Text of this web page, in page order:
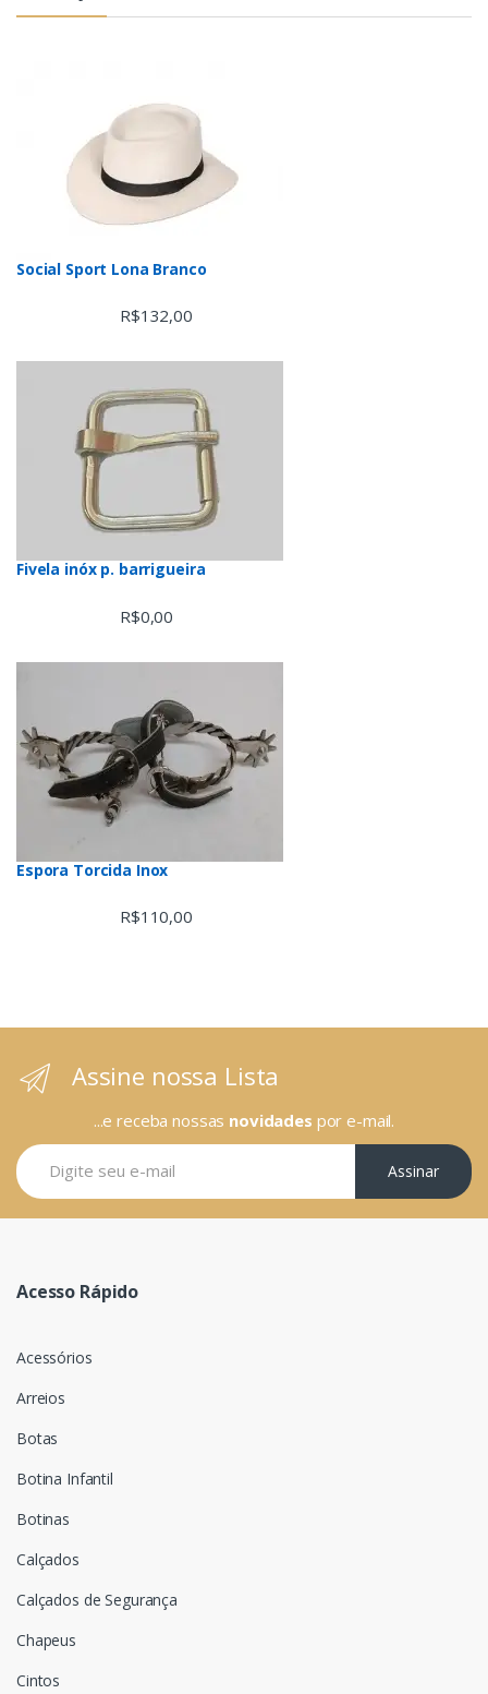
Social Sport Lona Branco
R$132,00
Fivela inóx p. barrigueira
R$0,00
Espora Torcida Inox
R$110,00
Assine nossa Lista
...e receba nossas novidades por e-mail.
Assinar
Acesso Rápido
Acessórios
Arreios
Botas
Botina Infantil
Botinas
Calçados
Calçados de Segurança
Chapeus
Cintos